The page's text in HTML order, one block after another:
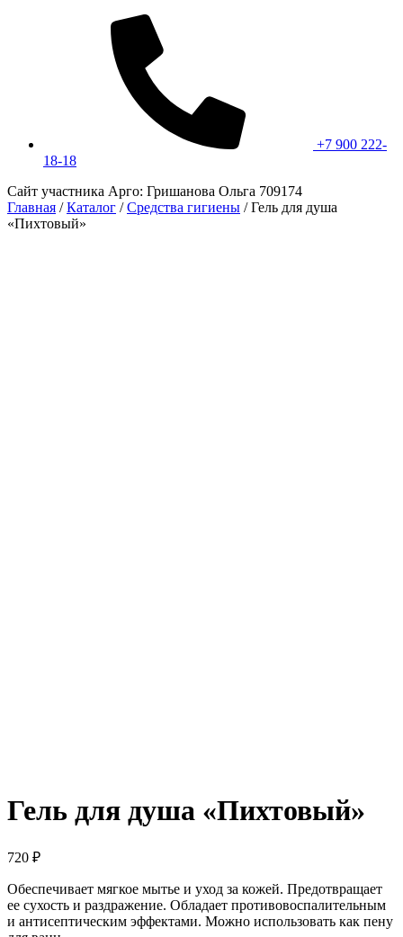
+7 900 222-
18-18
Сайт участника Арго: Гришанова Ольга 709174
Главная / Каталог / Средства гигиены / Гель для душа
«Пихтовый»
Гель для душа «Пихтовый»
720 ₽
Обеспечивает мягкое мытье и уход за кожей. Предотвращает
ее сухость и раздражение. Обладает противовоспалительным
и антисептическим эффектами. Можно использовать как пену